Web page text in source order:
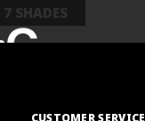
7 SHADES
CUSTOMER SERVICE